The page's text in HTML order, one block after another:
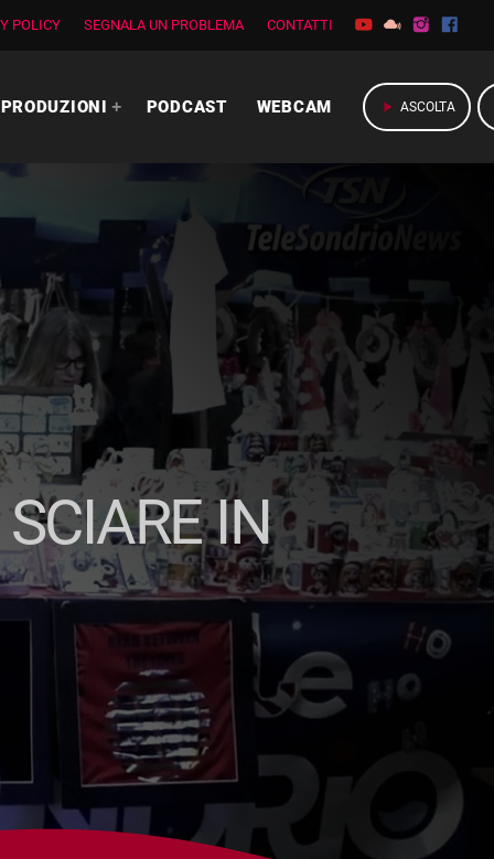
POLICY SEGNALA UN PROBLEMA CONTATTI
PRODUZIONI PODCAST WEBCAM play_arrow ASCOLTA
IN